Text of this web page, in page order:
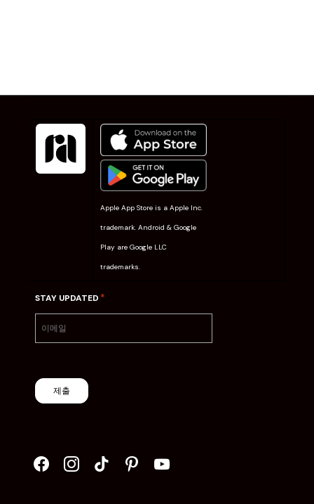
Apple App Store is a Apple Inc.
trademark. Android & Google
Play are Google LLC
trademarks.
STAY UPDATED *
제출